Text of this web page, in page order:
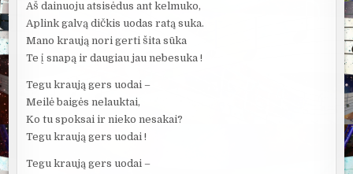
Aš dainuoju atsisėdus ant kelmuko,
Aplink galvą dičkis uodas ratą suka.
Mano kraują nori gerti šita sūka
Te į snapą ir daugiau jau nebesuka !
Tegu kraują gers uodai –
Meilė baigės nelauktai,
Ko tu spoksai ir nieko nesakai?
Tegu kraują gers uodai !
Tegu kraują gers uodai –